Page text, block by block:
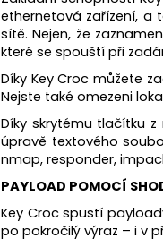
ethernetová zařízení, a
sítě. Nejen, že
které se spouští při
Díky Key Croc můžete
Nejste také omezeni
Díky skrytému tlačítku
úpravě textového
nmap, responder,
PAYLOAD POMOCÍ
Key Croc spustí
po pokročilý výraz – i v